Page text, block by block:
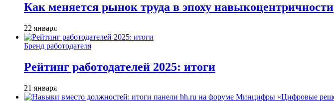
Как меняется рынок труда в эпоху навыкоцентричности
22 января
Бренд работодателя
Рейтинг работодателей 2025: итоги
21 января